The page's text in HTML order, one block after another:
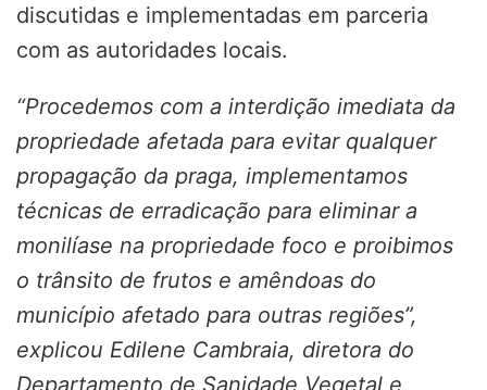
discutidas e implementadas em parceria
com as autoridades locais.
“Procedemos com a interdição imediata da
propriedade afetada para evitar qualquer
propagação da praga, implementamos
técnicas de erradicação para eliminar a
monilíase na propriedade foco e proibimos
o trânsito de frutos e amêndoas do
município afetado para outras regiões”,
explicou Edilene Cambraia, diretora do
Departamento de Sanidade Vegetal e